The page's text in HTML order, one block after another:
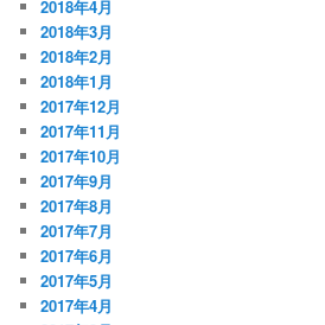
2018年4月
2018年3月
2018年2月
2018年1月
2017年12月
2017年11月
2017年10月
2017年9月
2017年8月
2017年7月
2017年6月
2017年5月
2017年4月